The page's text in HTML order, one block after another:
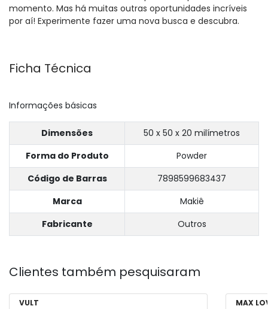
momento. Mas há muitas outras oportunidades incríveis
por aí! Experimente fazer uma nova busca e descubra.
Ficha Técnica
Informações básicas
Dimensões
50 x 50 x 20 milímetros
Forma do Produto
Powder
Código de Barras
7898599683437
Marca
Makiê
Fabricante
Outros
Clientes também pesquisaram
VULT
MAX